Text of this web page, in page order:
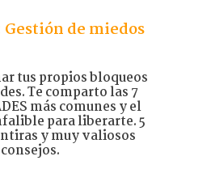
Gestión de miedos
tus propios bloqueos
Te comparto las 7
más comunes y el
para liberarte. 5
y muy valiosos
consejos.